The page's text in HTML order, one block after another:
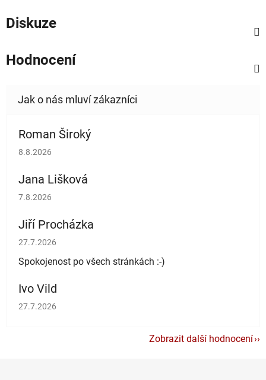
Diskuze
Hodnocení
Roman Široký
Hodnocení obchodu je 5 z 5 hvězdiček.
8.8.2026
Jana Lišková
Hodnocení obchodu je 5 z 5 hvězdiček.
7.8.2026
Jiří Procházka
Hodnocení obchodu je 5 z 5 hvězdiček.
27.7.2026
Spokojenost po všech stránkách :-)
Ivo Vild
Hodnocení obchodu je 5 z 5 hvězdiček.
27.7.2026
Zobrazit další hodnocení